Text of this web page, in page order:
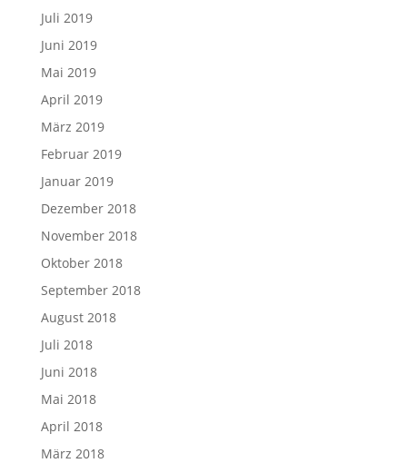
Juli 2019
Juni 2019
Mai 2019
April 2019
März 2019
Februar 2019
Januar 2019
Dezember 2018
November 2018
Oktober 2018
September 2018
August 2018
Juli 2018
Juni 2018
Mai 2018
April 2018
März 2018